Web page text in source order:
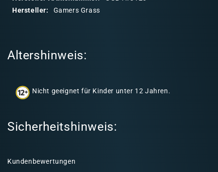
n
Hersteller:
Gamers Grass
Altershinweis:
Nicht geeignet für Kinder unter 12 Jahren.
Sicherheitshinweis:
Kundenbewertungen